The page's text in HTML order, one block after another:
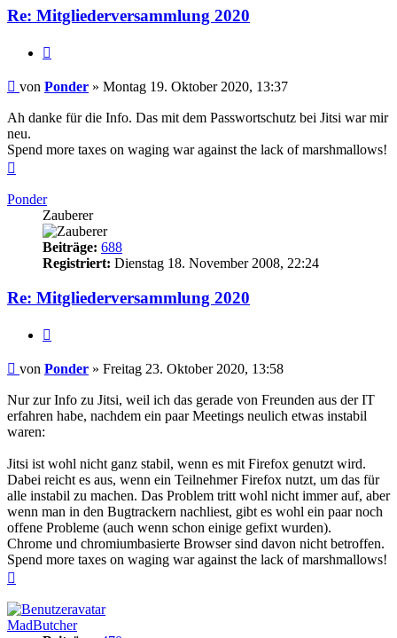
Re: Mitgliederversammlung 2020
Beitrag
von Ponder » Montag 19. Oktober 2020, 13:37
Ah danke für die Info. Das mit dem Passwortschutz bei Jitsi war mir
neu.
Spend more taxes on waging war against the lack of marshmallows!
Ponder
Zauberer
Beiträge: 688
Registriert: Dienstag 18. November 2008, 22:24
Re: Mitgliederversammlung 2020
Beitrag
von Ponder » Freitag 23. Oktober 2020, 13:58
Nur zur Info zu Jitsi, weil ich das gerade von Freunden aus der IT
erfahren habe, nachdem ein paar Meetings neulich etwas instabil
waren:
Jitsi ist wohl nicht ganz stabil, wenn es mit Firefox genutzt wird.
Dabei reicht es aus, wenn ein Teilnehmer Firefox nutzt, um das für
alle instabil zu machen. Das Problem tritt wohl nicht immer auf, aber
wenn man in den Bugtrackern nachliest, gibt es wohl ein paar noch
offene Probleme (auch wenn schon einige gefixt wurden).
Chrome und chromiumbasierte Browser sind davon nicht betroffen.
Spend more taxes on waging war against the lack of marshmallows!
MadButcher